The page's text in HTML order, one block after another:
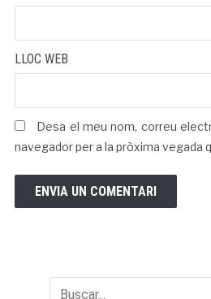
LLOC WEB
Desa el meu nom, correu
navegador per a la pròxima vegada